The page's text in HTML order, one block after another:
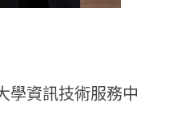
學資訊技術服務中